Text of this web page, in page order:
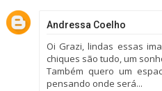
Andressa Coelho
Oi Grazi, lindas essas
chiques são tudo, um
Também quero um
pensando onde será...